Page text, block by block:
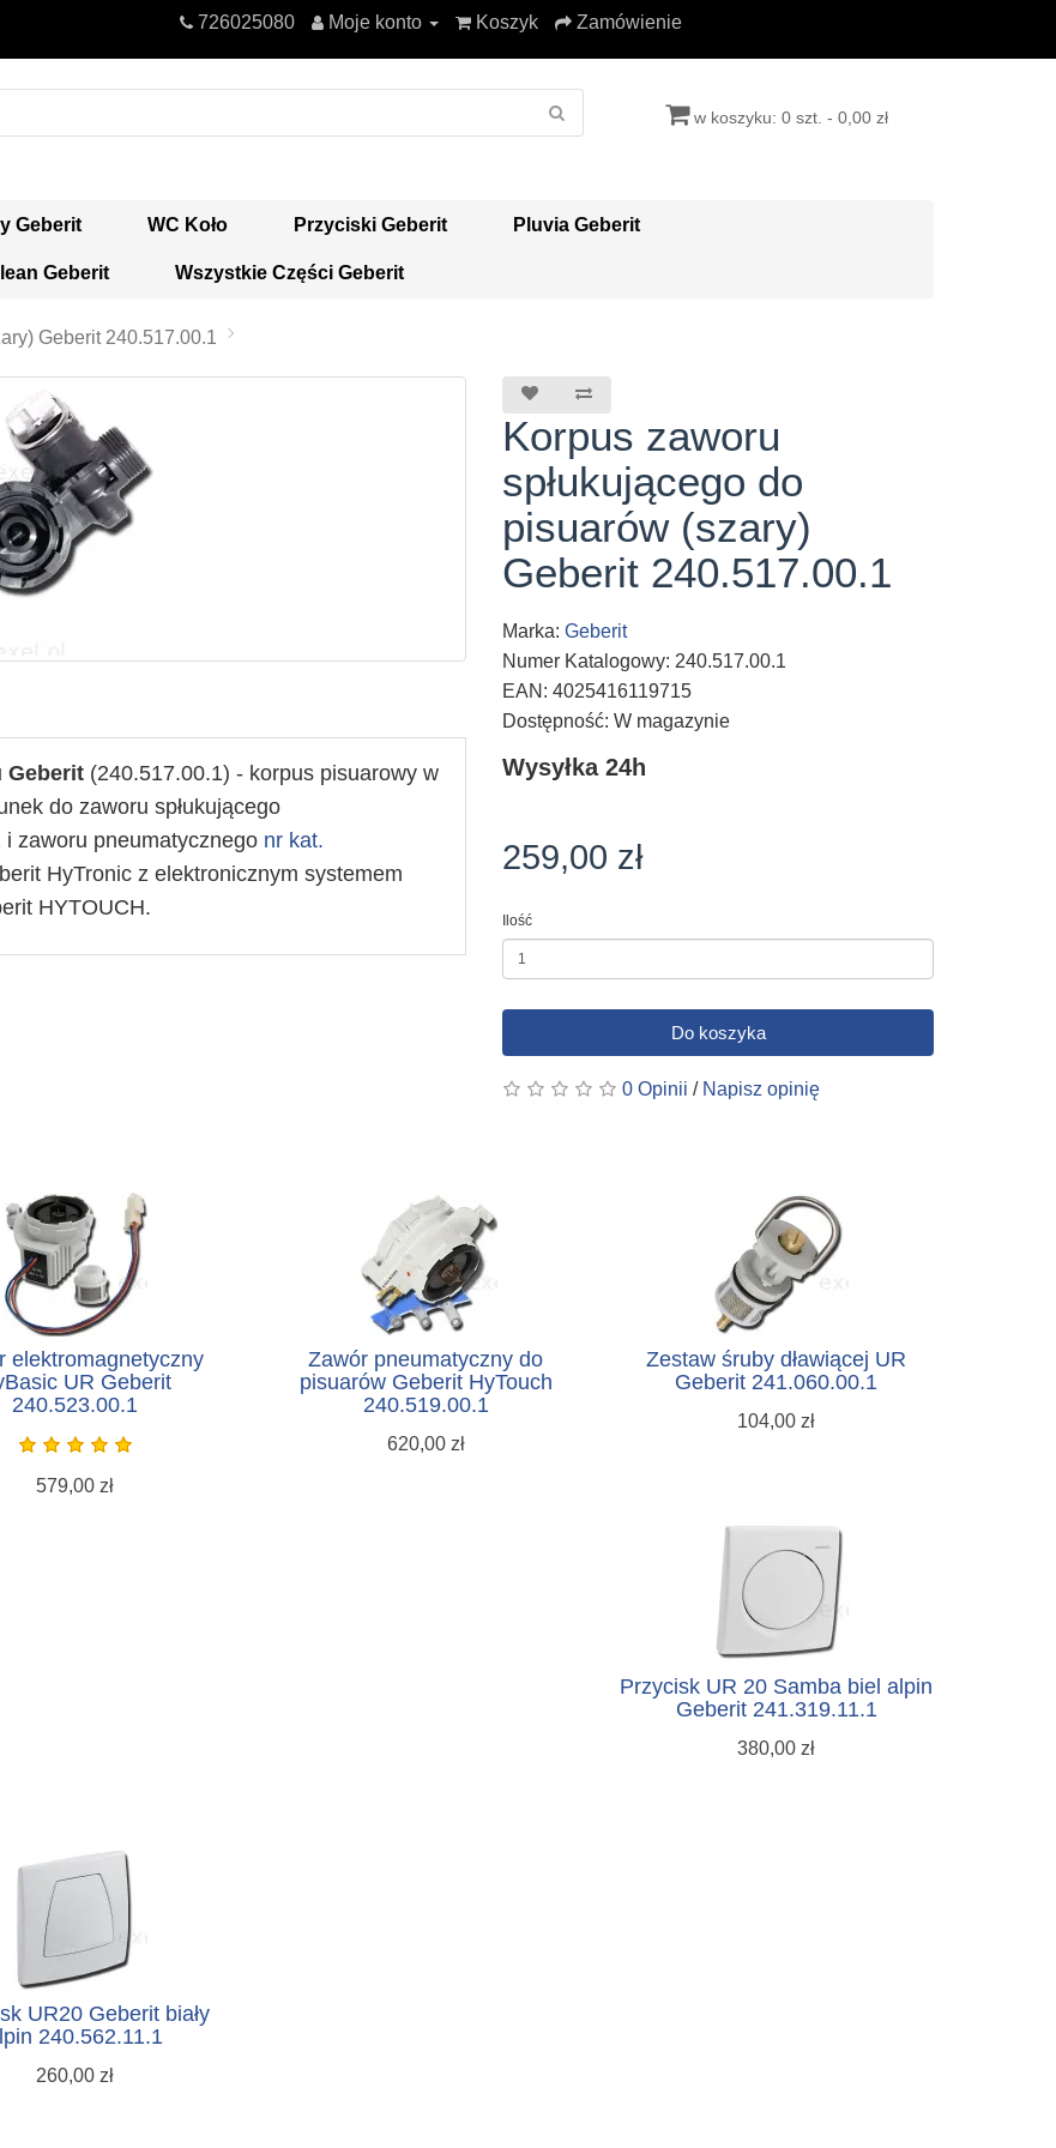
726025080 Moje konto Koszyk Zamówienie
w koszyku: 0 szt. - 0,00 zł
Geberit WC Koło Przyciski Geberit Pluvia Geberit
Geberit Wszystkie Części Geberit
Geberit 240.517.00.1
Geberit (240.517.00.1) - korpus pisuarowy w
do zaworu spłukującego
i zaworu pneumatycznego nr kat.
HyTronic z elektronicznym systemem
HYTOUCH.
Korpus zaworu
spłukującego do
pisuarów (szary)
Geberit 240.517.00.1
Marka: Geberit
Numer Katalogowy: 240.517.00.1
EAN: 4025416119715
Dostępność: W magazynie
Wysyłka 24h
259,00 zł
Ilość
Do koszyka
0 Opinii / Napisz opinię
elektromagnetyczny
UR Geberit
240.523.00.1
579,00 zł
Zawór pneumatyczny do
pisuarów Geberit HyTouch
240.519.00.1
620,00 zł
Zestaw śruby dławiącej UR
Geberit 241.060.00.1
104,00 zł
Przycisk UR 20 Samba biel alpin
Geberit 241.319.11.1
380,00 zł
UR20 Geberit biały
240.562.11.1
260,00 zł